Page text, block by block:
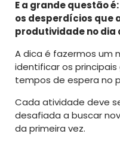
E a grande questão
os desperdícios que
produtividade no dia
A dica é fazermos um
identificar os
tempos de espera no
Cada atividade deve
desafiada a buscar
da primeira vez.